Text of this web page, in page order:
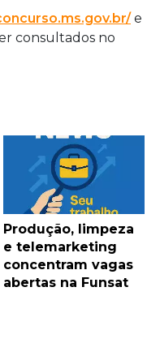
e
consultados no
Produção, limpeza
e telemarketing
concentram vagas
abertas na Funsat